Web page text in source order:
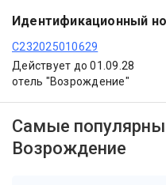
Идентификационный
С232025010629
Действует до 01.09.28
отель "Возрождение"
Самые
Возрождение